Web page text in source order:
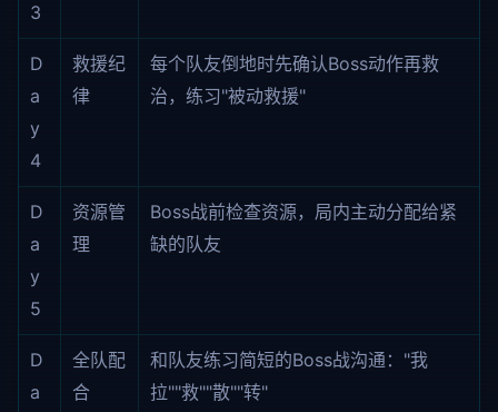
3
D
a
y
4
救援纪
律
每个队友倒地时先确认Boss动作再救
治，练习"被动救援"
D
a
y
5
资源管
理
Boss战前检查资源，局内主动分配给紧
缺的队友
D
a
全队配
合
和队友练习简短的Boss战沟通："我
拉""救""散""转"